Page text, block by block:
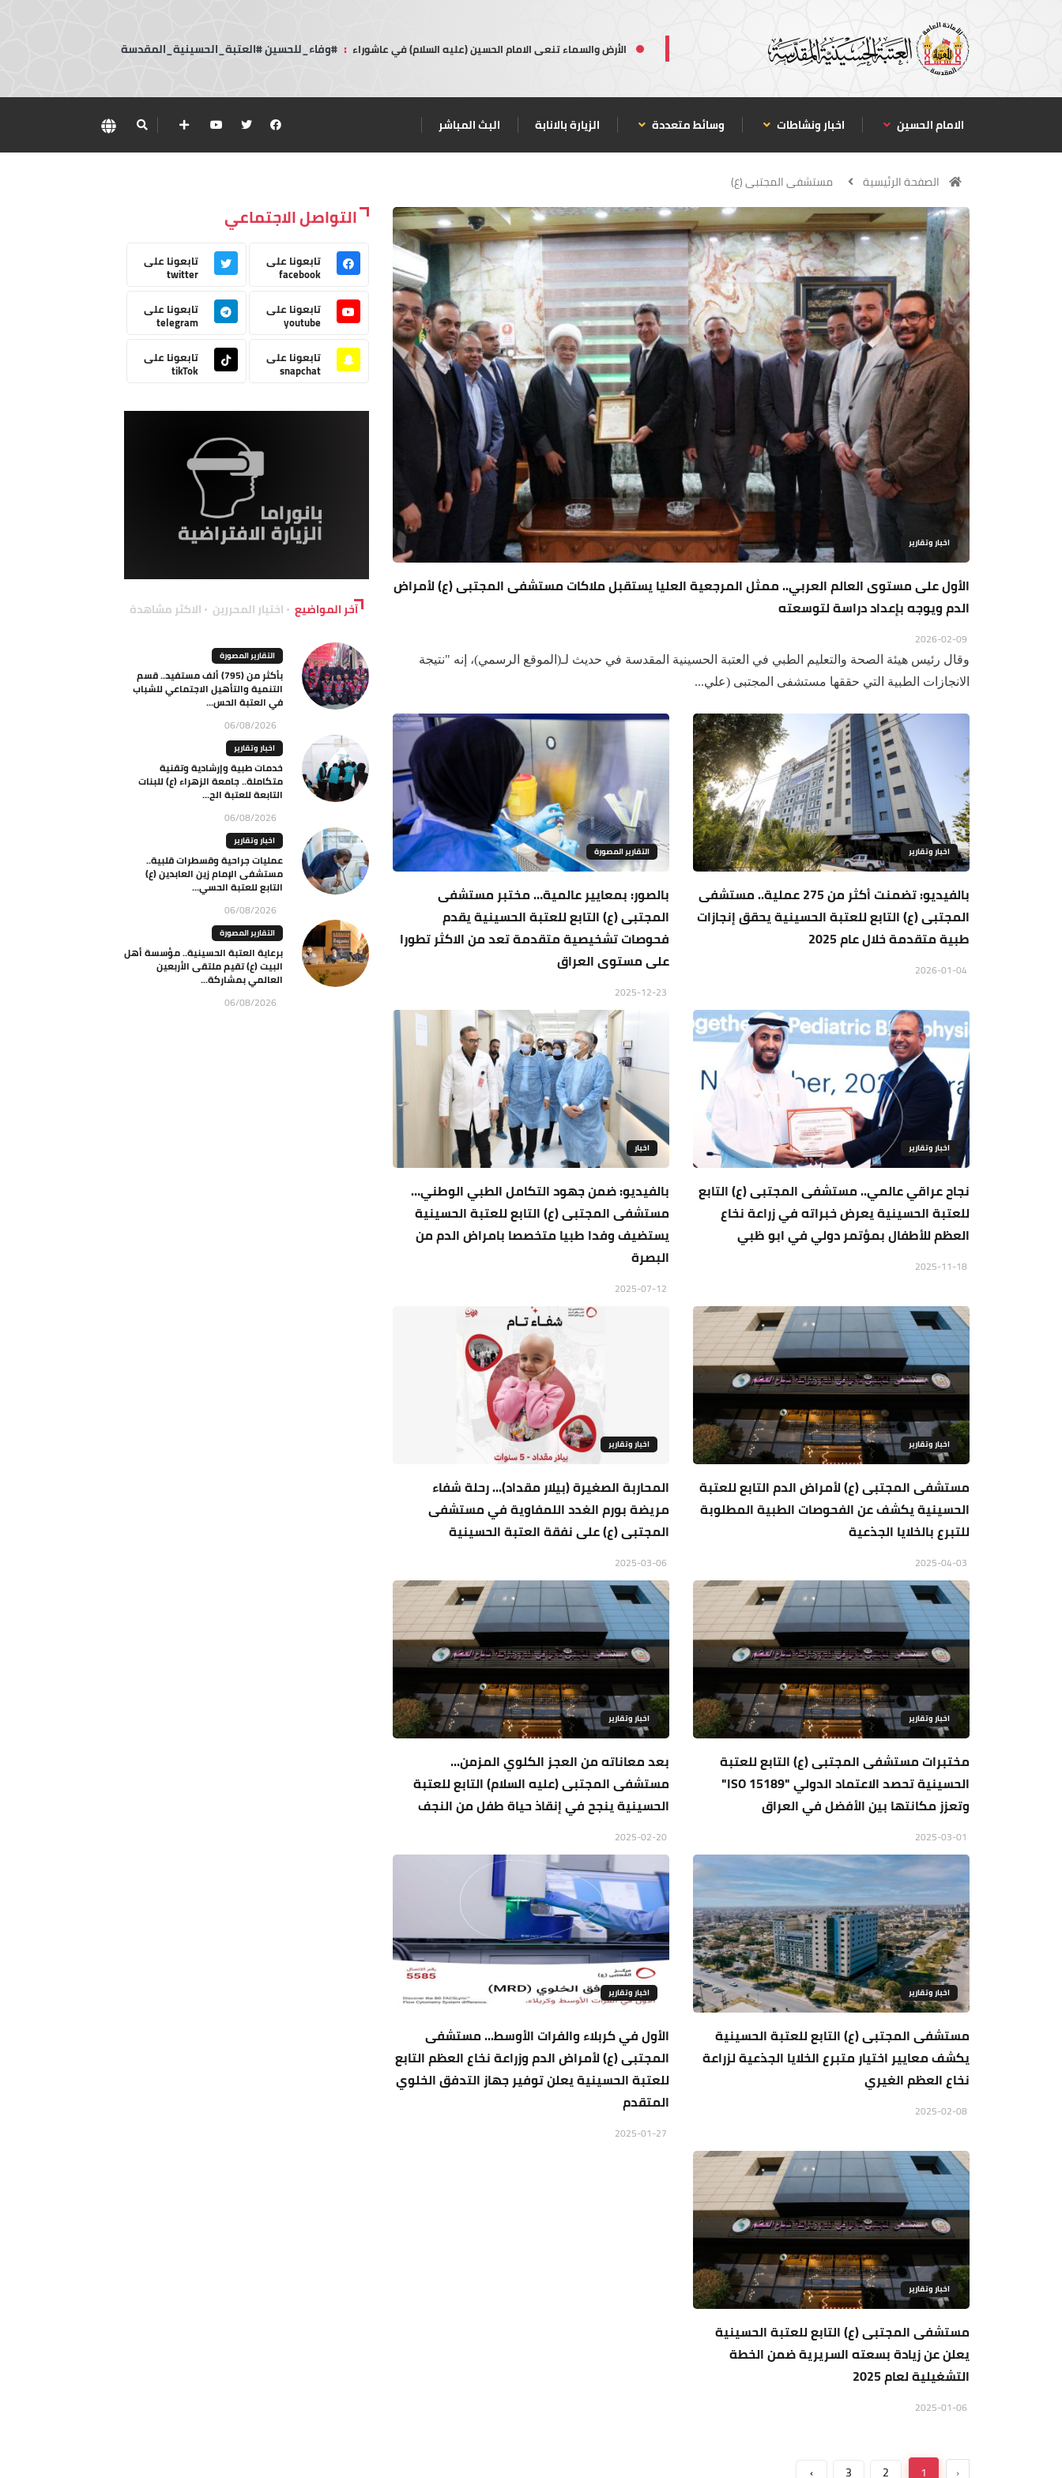
الأرض والسماء تنعى الامام الحسين (عليه السلام) في عاشوراء : #وفاء_للحسين #العتبة_الحسينية_المقدسة
الامام الحسين اخبار ونشاطات وسائط متعددة الزيارة بالانابة البث المباشر
الصفحة الرئيسية مستشفى المجتبى (ع)
اخبار وتقارير
الأول على مستوى العالم العربي.. ممثل المرجعية العليا يستقبل ملاكات مستشفى المجتبى (ع) لأمراض
الدم ويوجه بإعداد دراسة لتوسعته
‏‏وقال رئيس هيئة الصحة والتعليم الطبي في العتبة الحسينية المقدسة في حديث لـ(الموقع الرسمي)، إنه "نتيجة
الانجازات الطبية التي حققها مستشفى المجتبى (علي...
اخبار وتقارير
بالفيديو: تضمنت أكثر من 275 عملية.. مستشفى
المجتبى (ع) التابع للعتبة الحسينية يحقق إنجازات
طبية متقدمة خلال عام 2025
التقارير المصورة
بالصور: بمعايير عالمية… مختبر مستشفى
المجتبى (ع) التابع للعتبة الحسينية يقدم
فحوصات تشخيصية متقدمة تعد من الاكثر تطورا
على مستوى العراق
اخبار وتقارير
نجاح عراقي عالمي.. مستشفى المجتبى (ع) التابع
للعتبة الحسينية يعرض خبراته في زراعة نخاع
العظم للأطفال بمؤتمر دولي في ابو ظبي
اخبار
بالفيديو: ضمن جهود التكامل الطبي الوطني…
مستشفى المجتبى (ع) التابع للعتبة الحسينية
يستضيف وفدا طبيا متخصصا بامراض الدم من
البصرة
اخبار وتقارير
مستشفى المجتبى (ع) لأمراض الدم التابع للعتبة
الحسينية يكشف عن الفحوصات الطبية المطلوبة
للتبرع بالخلايا الجذعية
اخبار وتقارير
المحاربة الصغيرة (بيلار مقداد)... رحلة شفاء
مريضة بورم الغدد اللمفاوية في مستشفى
المجتبى (ع) على نفقة العتبة الحسينية
اخبار وتقارير
مختبرات مستشفى المجتبى (ع) التابع للعتبة
الحسينية تحصد الاعتماد الدولي "ISO 15189"
وتعزز مكانتها بين الأفضل في العراق
اخبار وتقارير
بعد معاناته من العجز الكلوي المزمن...
مستشفى المجتبى (عليه السلام) التابع للعتبة
الحسينية ينجح في إنقاذ حياة طفل من النجف
اخبار وتقارير
مستشفى المجتبى (ع) التابع للعتبة الحسينية
يكشف معايير اختيار متبرع الخلايا الجذعية لزراعة
نخاع العظم الغيري
اخبار وتقارير
الأول في كربلاء والفرات الأوسط... مستشفى
المجتبى (ع) لأمراض الدم وزراعة نخاع العظم التابع
للعتبة الحسينية يعلن توفير جهاز التدفق الخلوي
المتقدم
اخبار وتقارير
مستشفى المجتبى (ع) التابع للعتبة الحسينية
يعلن عن زيادة بسعته السريرية ضمن الخطة
التشغيلية لعام 2025
‹
1
2
3
›
التواصل الاجتماعي
تابعونا على
facebook
تابعونا على
twitter
تابعونا على
youtube
تابعونا على
telegram
تابعونا على
snapchat
تابعونا على
tikTok
آخر المواضيع اختيار المحررين الاكثر مشاهدة
التقارير المصورة
بأكثر من (795) ألف مستفيد.. قسم
التنمية والتأهيل الاجتماعي للشباب
في العتبة الحس...
06/08/2026
اخبار وتقارير
خدمات طبية وإرشادية وتقنية
متكاملة.. جامعة الزهراء (ع) للبنات
التابعة للعتبة الح...
06/08/2026
اخبار وتقارير
عمليات جراحية وقسطرات قلبية..
مستشفى الإمام زين العابدين (ع)
التابع للعتبة الحسي...
06/08/2026
التقارير المصورة
برعاية العتبة الحسينية.. مؤسسة أهل
البيت (ع) تقيم ملتقى الأربعين
العالمي بمشاركة...
06/08/2026